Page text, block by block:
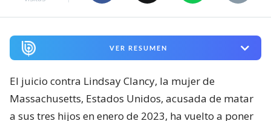
VER RESUMEN
El juicio contra Lindsay Clancy, la mujer de
Massachusetts, Estados Unidos, acusada de matar
a sus tres hijos en enero de 2023, ha vuelto a poner